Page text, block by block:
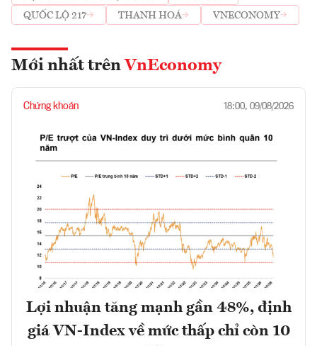
QUỐC LỘ 217
THANH HOÁ VNECONOMY
Mới nhất trên VnEconomy
Chứng khoán 18:00, 09/08/2026
Lợi nhuận tăng mạnh gần 48%, định
giá VN-Index về mức thấp chỉ còn 10